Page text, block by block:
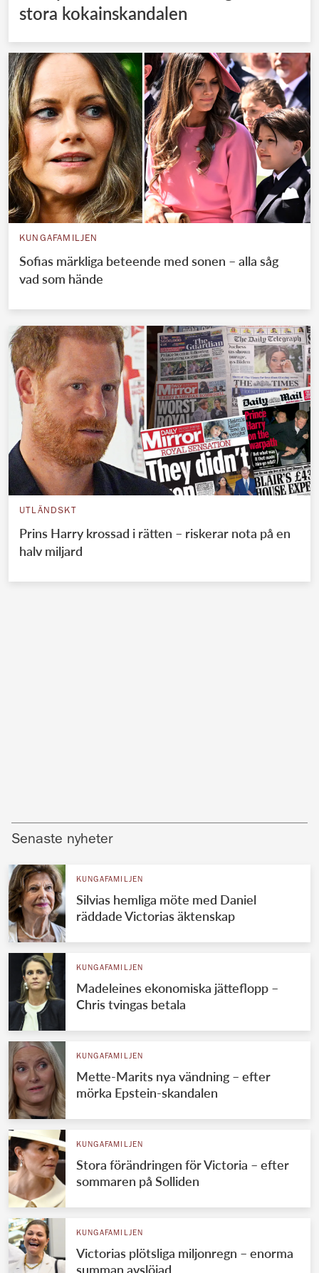
stora kokainskandalen
KUNGAFAMILJEN
Sofias märkliga beteende med sonen – alla såg
vad som hände
UTLÄNDSKT
Prins Harry krossad i rätten – riskerar nota på en
halv miljard
Senaste nyheter
KUNGAFAMILJEN
Silvias hemliga möte med Daniel
räddade Victorias äktenskap
KUNGAFAMILJEN
Madeleines ekonomiska jätteflopp –
Chris tvingas betala
KUNGAFAMILJEN
Mette-Marits nya vändning – efter
mörka Epstein-skandalen
KUNGAFAMILJEN
Stora förändringen för Victoria – efter
sommaren på Solliden
KUNGAFAMILJEN
Victorias plötsliga miljonregn – enorma
summan avslöjad